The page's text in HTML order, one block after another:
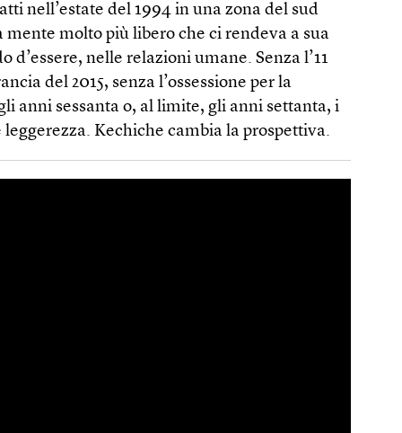
nell’estate del 1994 in una zona del sud
molto più libero che ci rendeva a sua
nelle relazioni umane. Senza l’11
del 2015, senza l’ossessione per la
anni sessanta o, al limite, gli anni settanta, i
Kechiche cambia la prospettiva.